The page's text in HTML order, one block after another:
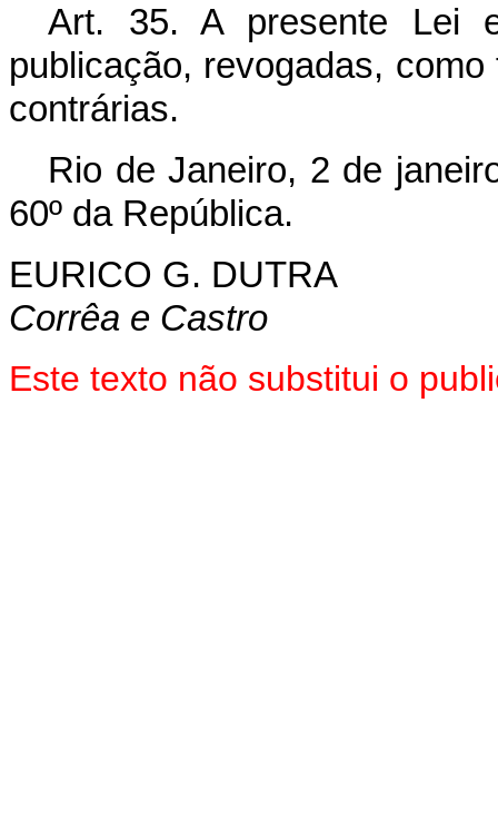
Art. 35. A presente Lei
publicação, revogadas,
contrárias.
Rio de Janeiro, 2 de
60º da República.
EURICO G. DUTRA
Corrêa e Castro
Este texto não substitui o